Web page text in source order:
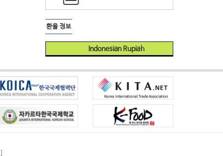
환율 정보
Indonesian Rupiah